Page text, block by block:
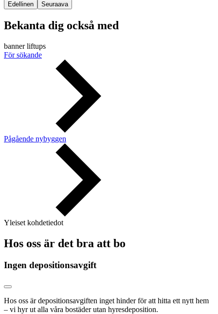
Edellinen Seuraava
Bekanta dig också med
banner liftups
För sökande
Pågående nybyggen
Yleiset kohdetiedot
Hos oss är det bra att bo
Ingen depositionsavgift
Hos oss är depositionsavgiften inget hinder för att hitta ett nytt hem
– vi hyr ut alla våra bostäder utan hyresdeposition.